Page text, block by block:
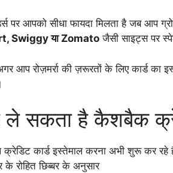
पर आपको सीधा फायदा मिलता है जब आप
Swiggy या Zomato जैसी साइट्स पर
आप रोज़मर्रा की ज़रूरतों के लिए कार्ड
ले सकता है कैशबैक
कार्ड इस्तेमाल करना अभी शुरू कर रहे
के रोहित छिब्बर के अनुसार